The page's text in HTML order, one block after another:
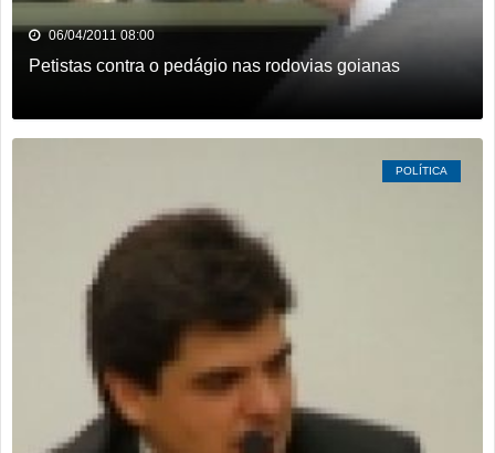
06/04/2011 08:00
Petistas contra o pedágio nas rodovias goianas
POLÍTICA